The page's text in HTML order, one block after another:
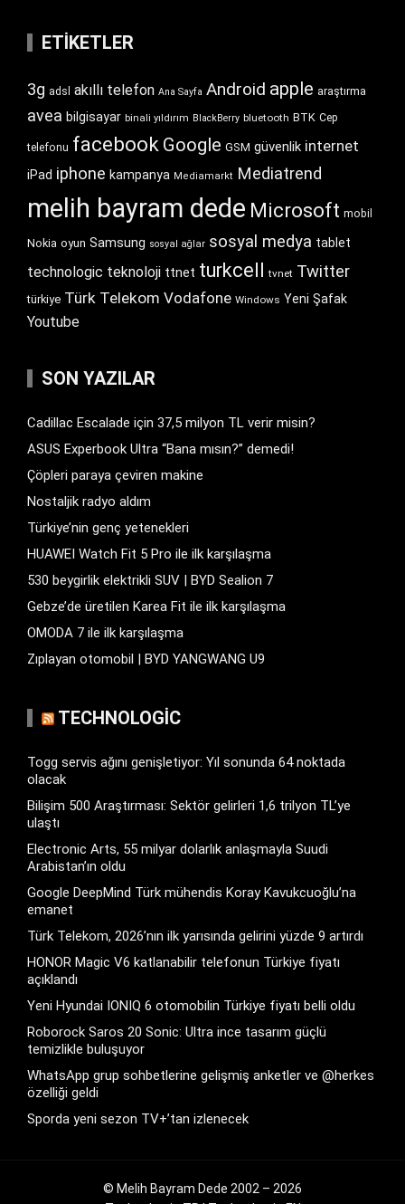
ETIKETLER
3g adsl akıllı telefon Ana Sayfa Android apple araştırma
avea bilgisayar binali yıldırım BlackBerry bluetooth BTK Cep
telefonu facebook Google GSM güvenlik internet
iPad iphone kampanya Mediamarkt Mediatrend
melih bayram dede Microsoft mobil
Nokia oyun Samsung sosyal ağlar sosyal medya tablet
technologic teknoloji ttnet turkcell tvnet Twitter
türkiye Türk Telekom Vodafone Windows Yeni Şafak
Youtube
SON YAZILAR
Cadillac Escalade için 37,5 milyon TL verir misin?
ASUS Experbook Ultra “Bana mısın?” demedi!
Çöpleri paraya çeviren makine
Nostaljik radyo aldım
Türkiye’nin genç yetenekleri
HUAWEI Watch Fit 5 Pro ile ilk karşılaşma
530 beygirlik elektrikli SUV | BYD Sealion 7
Gebze’de üretilen Karea Fit ile ilk karşılaşma
OMODA 7 ile ilk karşılaşma
Zıplayan otomobil | BYD YANGWANG U9
TECHNOLOGIC
Togg servis ağını genişletiyor: Yıl sonunda 64 noktada
olacak
Bilişim 500 Araştırması: Sektör gelirleri 1,6 trilyon TL’ye
ulaştı
Electronic Arts, 55 milyar dolarlık anlaşmayla Suudi
Arabistan’ın oldu
Google DeepMind Türk mühendis Koray Kavukcuoğlu’na
emanet
Türk Telekom, 2026’nın ilk yarısında gelirini yüzde 9 artırdı
HONOR Magic V6 katlanabilir telefonun Türkiye fiyatı
açıklandı
Yeni Hyundai IONIQ 6 otomobilin Türkiye fiyatı belli oldu
Roborock Saros 20 Sonic: Ultra ince tasarım güçlü
temizlikle buluşuyor
WhatsApp grup sohbetlerine gelişmiş anketler ve @herkes
özelliği geldi
Sporda yeni sezon TV+’tan izlenecek
© Melih Bayram Dede 2002 – 2026